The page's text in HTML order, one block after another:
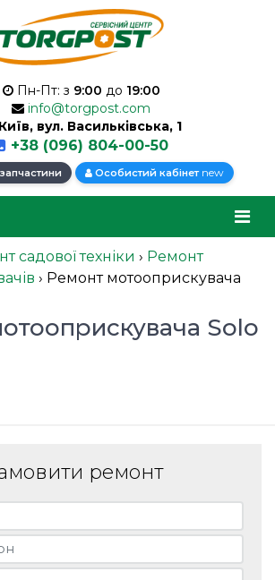
Пн-Пт: з 9:00 до 19:00
info@torgpost.com
вул. Васильківська, 1
+38 (096) 804-00-50
Особистий кабінет new
садової техніки › Ремонт
› Ремонт мотооприскувача
Solo
ремонт